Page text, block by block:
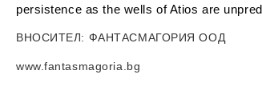
persistence as the wells of Atios are
ВНОСИТЕЛ: ФАНТАСМАГОРИЯ ООД
www.fantasmagoria.bg